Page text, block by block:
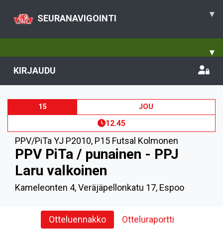
SEURANAVIGOINTI ▾
▾
KIRJAUDU
15 JOU
12.45
PPV/PiTa YJ P2010, P15 Futsal Kolmonen
PPV PiTa / punainen - PPJ
Laru valkoinen
Kameleonten 4, Veräjäpellonkatu 17, Espoo
Otteluennakko Otteluraportti